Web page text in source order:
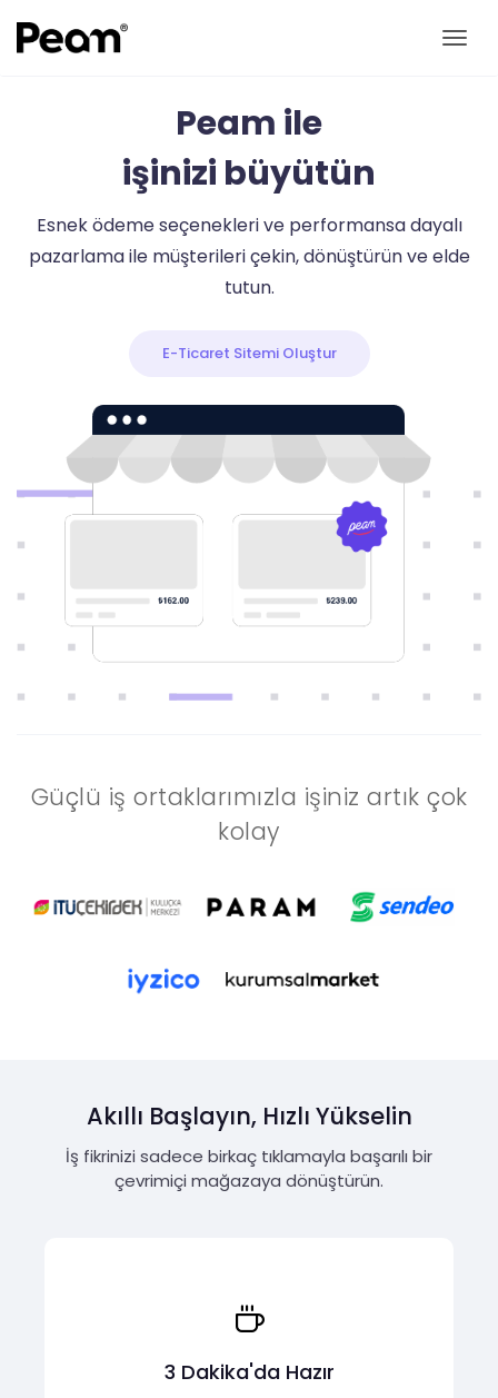
Peam ile
işinizi büyütün
Esnek ödeme seçenekleri ve performansa dayalı
pazarlama ile müşterileri çekin, dönüştürün ve elde
tutun.
E-Ticaret Sitemi Oluştur
Güçlü iş ortaklarımızla işiniz artık çok
kolay
Akıllı Başlayın, Hızlı Yükselin
İş fikrinizi sadece birkaç tıklamayla başarılı bir
çevrimiçi mağazaya dönüştürün.
3 Dakika'da Hazır